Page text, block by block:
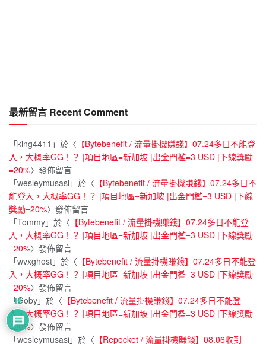
最新留言 Recent Comment
「king4411 」於〈 【Bytebenefit / 流量掛機賺錢】07.24多日不能登
入，大概率GG！？ |項目地區=新加坡 |出金門檻=3 USD |下線獎勵
=20%〉發佈留言
「wesleymusasi」於〈 【Bytebenefit / 流量掛機賺錢】07.24多日不
能登入，大概率GG！？ |項目地區=新加坡 |出金門檻=3 USD |下線
獎勵=20%〉發佈留言
「Tommy」於〈 【Bytebenefit / 流量掛機賺錢】07.24多日不能登
入，大概率GG！？ |項目地區=新加坡 |出金門檻=3 USD |下線獎勵
=20%〉發佈留言
「wvxghost」於〈 【Bytebenefit / 流量掛機賺錢】07.24多日不能登
入，大概率GG！？ |項目地區=新加坡 |出金門檻=3 USD |下線獎勵
=20%〉發佈留言
「Goby」於〈 【Bytebenefit / 流量掛機賺錢】07.24多日不能登
入，大概率GG！？ |項目地區=新加坡 |出金門檻=3 USD |下線獎勵
=20%〉發佈留言
「wesleymusasi」於〈 【Repocket / 流量掛機賺錢】08.06收到
18